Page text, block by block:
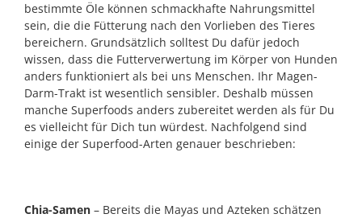
bestimmte Öle können schmackhafte Nahrungsmittel
sein, die die Fütterung nach den Vorlieben des Tieres
bereichern. Grundsätzlich solltest Du dafür jedoch
wissen, dass die Futterverwertung im Körper von Hunden
anders funktioniert als bei uns Menschen. Ihr Magen-
Darm-Trakt ist wesentlich sensibler. Deshalb müssen
manche Superfoods anders zubereitet werden als für Du
es vielleicht für Dich tun würdest. Nachfolgend sind
einige der Superfood-Arten genauer beschrieben:
Chia-Samen – Bereits die Mayas und Azteken schätzen